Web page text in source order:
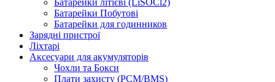
Батарейки літієві (LiSOCl2)
Батарейки Побутові
Батарейки для годинников
Зарядні пристрої
Ліхтарі
Аксесуари для акумуляторів
Чохли та Бокси
Плати захисту (PCM/BMS)